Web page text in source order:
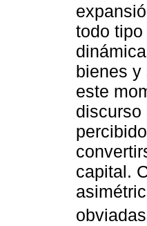
todo
bienes y
este
discurso
capital.